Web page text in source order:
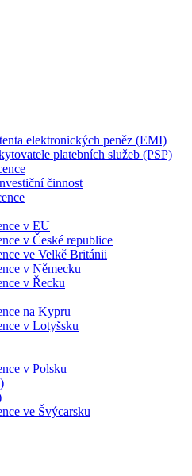
elektronických peněz (EMI)
platebních služeb (PSP)
činnost
v EU
v České republice
ve Velkě Británii
v Německu
v Řecku
na Kypru
v Lotyšsku
v Polsku
ve Švýcarsku